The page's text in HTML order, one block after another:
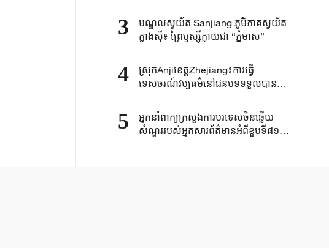
3
មណ្ឌលស្វយ័ត Sanjiang ភូមិភាគស្វយ័ត
ក្វាងស៊ី៖ ព្រៃឫស្ស៊ីក្លាយជា “ភ្នំមាស”
4
ស្រុកAnjiខេត្តZhejiang៖ការធ្វើ
ទេសចរណ៍វប្បធម៌នៅជនបទទទួលបានការ
ពេញនិយមក្នុងរដូវក្តៅ
5
អ្នកនាំពាក្យ​ក្រសួងការបរទេស​ចិនឆ្លើយ
សំណួរ​របស់​អ្នកសារព័ត៌មាន​អំពីខួប​ទី៨១នៃ​